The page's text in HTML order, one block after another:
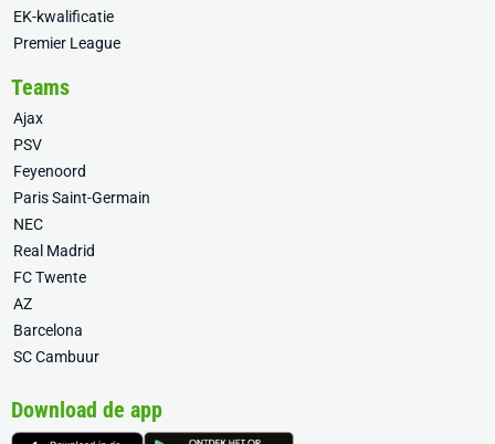
EK-kwalificatie
Premier League
Teams
Ajax
PSV
Feyenoord
Paris Saint-Germain
NEC
Real Madrid
FC Twente
AZ
Barcelona
SC Cambuur
Download de app